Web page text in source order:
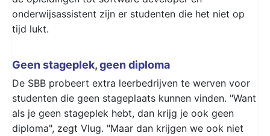
onderwijsassistent zijn er studenten die het niet op
tijd lukt.
Geen stageplek, geen diploma
De SBB probeert extra leerbedrijven te werven voor
studenten die geen stageplaats kunnen vinden. "Want
als je geen stageplek hebt, dan krijg je ook geen
diploma", zegt Vlug. "Maar dan krijgen we ook niet